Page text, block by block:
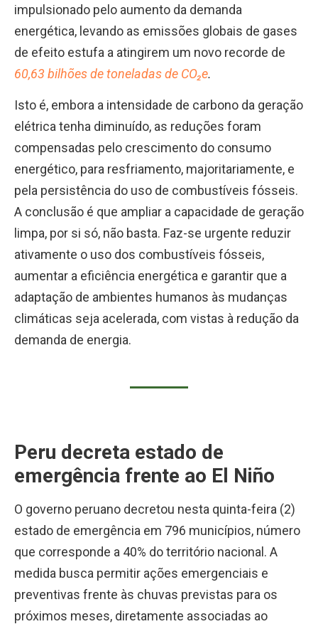
impulsionado pelo aumento da demanda
energética, levando as emissões globais de gases
de efeito estufa a atingirem um novo recorde de
60,63 bilhões de toneladas de CO₂e.
Isto é, embora a intensidade de carbono da geração
elétrica tenha diminuído, as reduções foram
compensadas pelo crescimento do consumo
energético, para resfriamento, majoritariamente, e
pela persistência do uso de combustíveis fósseis.
A conclusão é que ampliar a capacidade de geração
limpa, por si só, não basta. Faz-se urgente reduzir
ativamente o uso dos combustíveis fósseis,
aumentar a eficiência energética e garantir que a
adaptação de ambientes humanos às mudanças
climáticas seja acelerada, com vistas à redução da
demanda de energia.
Peru decreta estado de
emergência frente ao El Niño
O governo peruano decretou nesta quinta-feira (2)
estado de emergência em 796 municípios, número
que corresponde a 40% do território nacional. A
medida busca permitir ações emergenciais e
preventivas frente às chuvas previstas para os
próximos meses, diretamente associadas ao